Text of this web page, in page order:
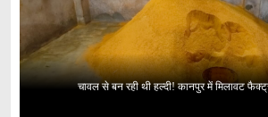
चावल से बन रही थी हल्दी! कानपुर में मिलावट